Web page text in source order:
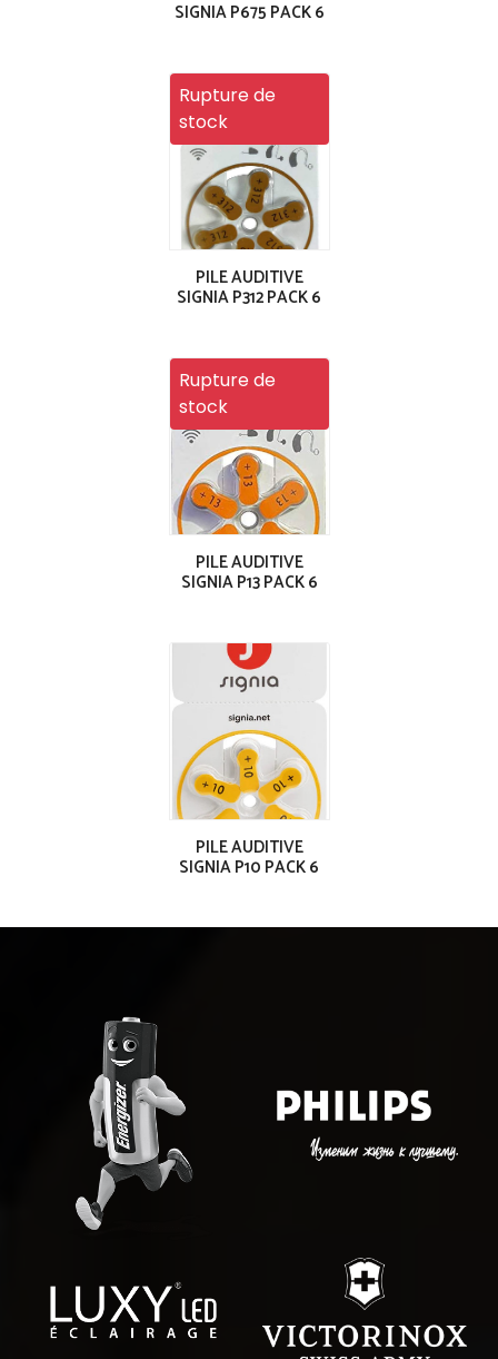
SIGNIA P675 PACK 6
Rupture de
stock
PILE AUDITIVE
SIGNIA P312 PACK 6
Rupture de
stock
PILE AUDITIVE
SIGNIA P13 PACK 6
PILE AUDITIVE
SIGNIA P10 PACK 6